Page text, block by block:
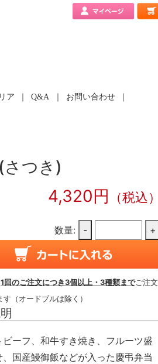
ア Q&A お問い合わせ
さつき)
4,320円 （税込）
数量: - +
1回のご注文につき3個以上・3種類までご注文
す（オードブルは除く）
ビーフ、和牛すき焼き、フルーツ盛
、国産鰻御飯などが入った慶弔弁当